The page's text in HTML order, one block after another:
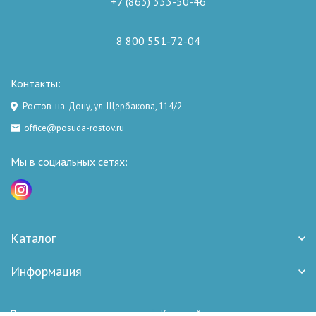
8 800 551-72-04
Контакты:
Ростов-на-Дону, ул. Щербакова, 114/2
office@posuda-rostov.ru
Мы в социальных сетях:
Каталог
Информация